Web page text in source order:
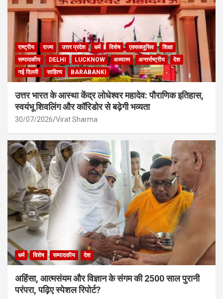
राष्ट्रीय राज्य उत्तर प्रदेश धर्म विशेष एक्सक्लूसिव
शिक्षा
सम्पादकीय
DELHI LUCKNOW अध्यात्म अन्तर्राष्ट्रीय
देश
नई दिल्ली
साहित्य BARABANKI
उत्तर भारत के आस्था केंद्र लोधेश्वर महादेव: पौराणिक इतिहास,
स्वयंभू शिवलिंग और कॉरिडोर से बढ़ेगी भव्यता
30/07/2026 Virat Sharma
धर्म विशेष सम्पादकीय देश
अहिंसा, आत्मसंयम और विज्ञान के संगम की 2500 साल पुरानी
परंपरा, पढ़िए स्पेशल रिपोर्ट?